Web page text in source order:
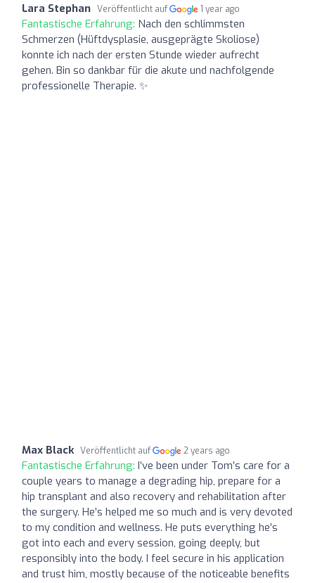
Lara Stephan Veröffentlicht auf 1 year ago
Fantastische Erfahrung: Nach den schlimmsten
Schmerzen (Hüftdysplasie, ausgeprägte Skoliose)
konnte ich nach der ersten Stunde wieder aufrecht
gehen. Bin so dankbar für die akute und nachfolgende
professionelle Therapie. ✨
Max Black Veröffentlicht auf 2 years ago
Fantastische Erfahrung: I’ve been under Tom’s care for a
couple years to manage a degrading hip, prepare for a
hip transplant and also recovery and rehabilitation after
the surgery. He’s helped me so much and is very devoted
to my condition and wellness. He puts everything he’s
got into each and every session, going deeply, but
responsibly into the body. I feel secure in his application
and trust him, mostly because of the noticeable benefits